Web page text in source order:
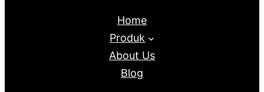
Home
Produk
About Us
Blog